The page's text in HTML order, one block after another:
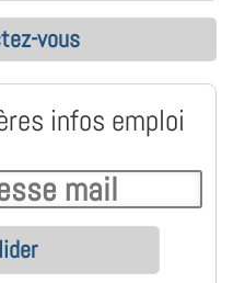
vous
infos emploi